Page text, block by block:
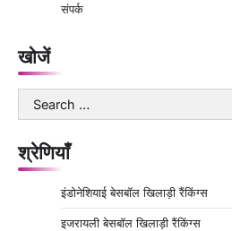
संपर्क
खोजें
Search
for:
श्रेणियाँ
इंडोनेशियाई बेसबॉल खिलाड़ी रैंकिंग्स
इजरायली बेसबॉल खिलाड़ी रैंकिंग्स